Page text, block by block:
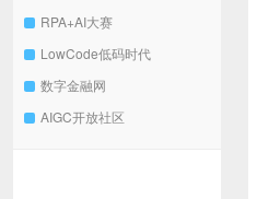
RPA+AI大赛
LowCode低码时代
数字金融网
AIGC开放社区